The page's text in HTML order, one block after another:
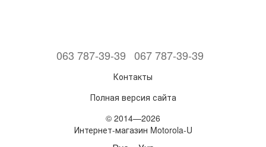
063 787-39-39 067 787-39-39
Контакты
Полная версия сайта
© 2014—2026
Интернет-магазин Motorola-U